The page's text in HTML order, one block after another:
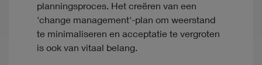
planningsproces. Het creëren van een
'change management'-plan om weerstand
te minimaliseren en acceptatie te vergroten
is ook van vitaal belang.